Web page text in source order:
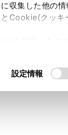
収集した他の
Cookie(クッキ
い。
設定情報
買い方 オンライ